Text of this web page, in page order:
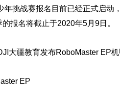
年挑战赛报名目前已经正式启动
报名将截止于2020年5月9日。
EP